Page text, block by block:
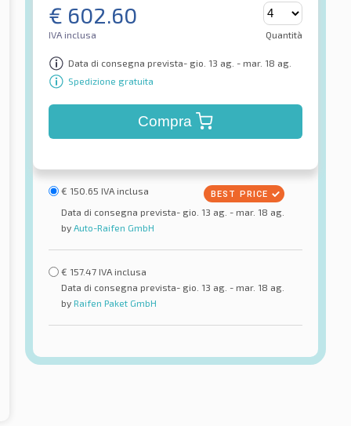
€ 602.60
IVA inclusa Quantità
Data di consegna prevista- gio. 13 ag. - mar. 18 ag.
Spedizione gratuita
Compra
€ 150.65 IVA inclusa
Data di consegna prevista- gio. 13 ag. - mar. 18 ag.
by Auto-Raifen GmbH
€ 157.47 IVA inclusa
Data di consegna prevista- gio. 13 ag. - mar. 18 ag.
by Raifen Paket GmbH